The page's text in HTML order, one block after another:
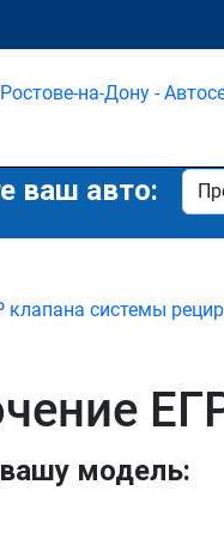
ваш авто:
клапана системы
модель: